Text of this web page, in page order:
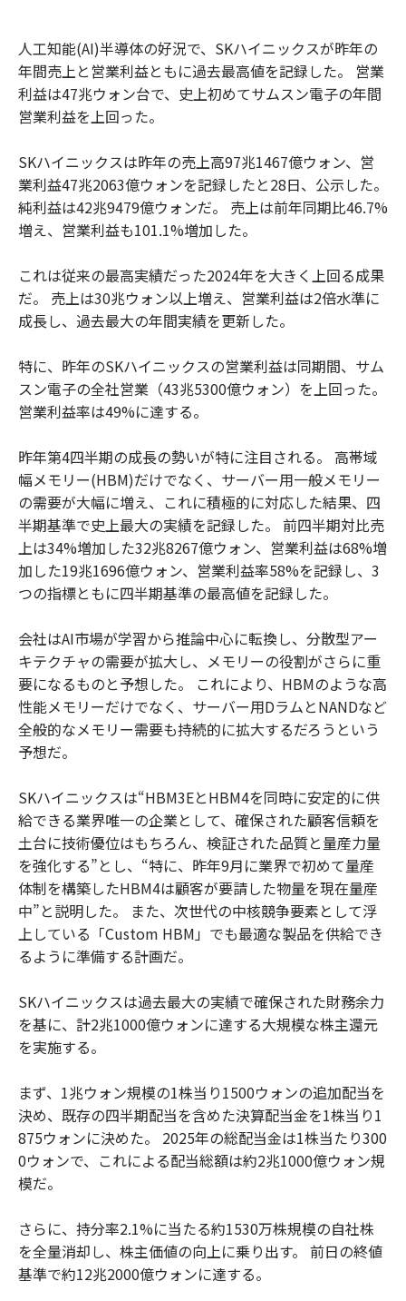
人工知能(AI)半導体の好況で、SKハイニックスが昨年の
年間売上と営業利益ともに過去最高値を記録した。 営業
利益は47兆ウォン台で、史上初めてサムスン電子の年間
営業利益を上回った。
SKハイニックスは昨年の売上高97兆1467億ウォン、営
業利益47兆2063億ウォンを記録したと28日、公示した。
純利益は42兆9479億ウォンだ。 売上は前年同期比46.7%
増え、営業利益も101.1%増加した。
これは従来の最高実績だった2024年を大きく上回る成果
だ。 売上は30兆ウォン以上増え、営業利益は2倍水準に
成長し、過去最大の年間実績を更新した。
特に、昨年のSKハイニックスの営業利益は同期間、サム
スン電子の全社営業（43兆5300億ウォン）を上回った。
営業利益率は49%に達する。
昨年第4四半期の成長の勢いが特に注目される。 高帯域
幅メモリー(HBM)だけでなく、サーバー用一般メモリー
の需要が大幅に増え、これに積極的に対応した結果、四
半期基準で史上最大の実績を記録した。 前四半期対比売
上は34%増加した32兆8267億ウォン、営業利益は68%増
加した19兆1696億ウォン、営業利益率58%を記録し、3
つの指標ともに四半期基準の最高値を記録した。
会社はAI市場が学習から推論中心に転換し、分散型アー
キテクチャの需要が拡大し、メモリーの役割がさらに重
要になるものと予想した。 これにより、HBMのような高
性能メモリーだけでなく、サーバー用DラムとNANDなど
全般的なメモリー需要も持続的に拡大するだろうという
予想だ。
SKハイニックスは“HBM3EとHBM4を同時に安定的に供
給できる業界唯一の企業として、確保された顧客信頼を
土台に技術優位はもちろん、検証された品質と量産力量
を強化する”とし、“特に、昨年9月に業界で初めて量産
体制を構築したHBM4は顧客が要請した物量を現在量産
中”と説明した。 また、次世代の中核競争要素として浮
上している「Custom HBM」でも最適な製品を供給でき
るように準備する計画だ。
SKハイニックスは過去最大の実績で確保された財務余力
を基に、計2兆1000億ウォンに達する大規模な株主還元
を実施する。
まず、1兆ウォン規模の1株当り1500ウォンの追加配当を
決め、既存の四半期配当を含めた決算配当金を1株当り1
875ウォンに決めた。 2025年の総配当金は1株当たり300
0ウォンで、これによる配当総額は約2兆1000億ウォン規
模だ。
さらに、持分率2.1%に当たる約1530万株規模の自社株
を全量消却し、株主価値の向上に乗り出す。 前日の終値
基準で約12兆2000億ウォンに達する。